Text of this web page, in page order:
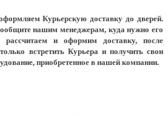
Курьерскую доставку до дверей.
нашим менеджерам, куда нужно его
и оформим доставку, после
встретить Курьера и получить свои
приобретенное в нашей компании.